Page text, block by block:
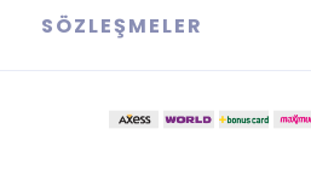
SÖZLEŞMELER